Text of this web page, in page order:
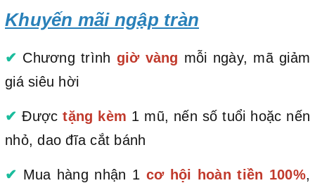
Khuyến mãi ngập tràn
✔ Chương trình giờ vàng mỗi ngày, mã giảm
giá siêu hời
✔ Được tặng kèm 1 mũ, nến số tuổi hoặc nến
nhỏ, dao đĩa cắt bánh
✔ Mua hàng nhận 1 cơ hội hoàn tiền 100%,